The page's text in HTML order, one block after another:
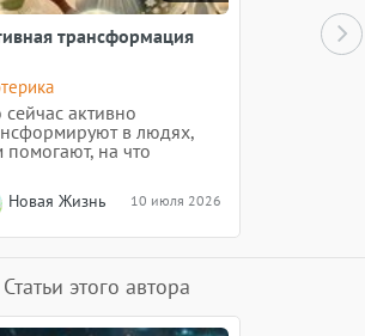
трансформация
сейчас активно
в людях,
помогают, на что
Новая Жизнь 10 июля 2026
Статьи этого автора